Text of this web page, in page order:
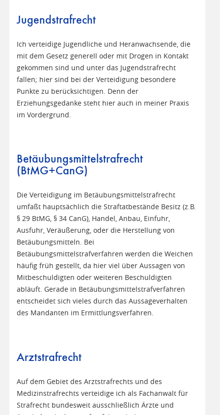
Jugendstrafrecht
Ich verteidige Jugendliche und Heranwachsende, die
mit dem Gesetz generell oder mit Drogen in Kontakt
gekommen sind und unter das Jugendstrafrecht
fallen; hier sind bei der Verteidigung besondere
Punkte zu berücksichtigen. Denn der
Erziehungsgedanke steht hier auch in meiner Praxis
im Vordergrund.
Betäubungsmittelstrafrecht
(BtMG+CanG)
Die Verteidigung im Betäubungsmittelstrafrecht
umfaßt hauptsächlich die Straftatbestände Besitz (z.B.
§ 29 BtMG, § 34 CanG), Handel, Anbau, Einfuhr,
Ausfuhr, Veräußerung, oder die Herstellung von
Betäubungsmitteln. Bei
Betäubungsmittelstrafverfahren werden die Weichen
häufig früh gestellt, da hier viel über Aussagen von
Mitbeschuldigten oder weiteren Beschuldigten
abläuft. Gerade in Betäubungsmittelstrafverfahren
entscheidet sich vieles durch das Aussageverhalten
des Mandanten im Ermittlungsverfahren.
Arztstrafrecht
Auf dem Gebiet des Arztstrafrechts und des
Medizinstrafrechts verteidige ich als Fachanwalt für
Strafrecht bundesweit ausschließlich Ärzte und